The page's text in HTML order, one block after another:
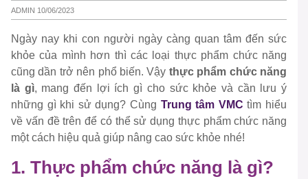
ADMIN 10/06/2023
Ngày nay khi con người ngày càng quan tâm đến sức
khỏe của mình hơn thì các loại thực phẩm chức năng
cũng dần trở nên phổ biến. Vậy thực phẩm chức năng
là gì, mang đến lợi ích gì cho sức khỏe và cần lưu ý
những gì khi sử dụng? Cùng Trung tâm VMC tìm hiểu
về vấn đề trên để có thể sử dụng thực phẩm chức năng
một cách hiệu quả giúp nâng cao sức khỏe nhé!
1. Thực phẩm chức năng là gì?